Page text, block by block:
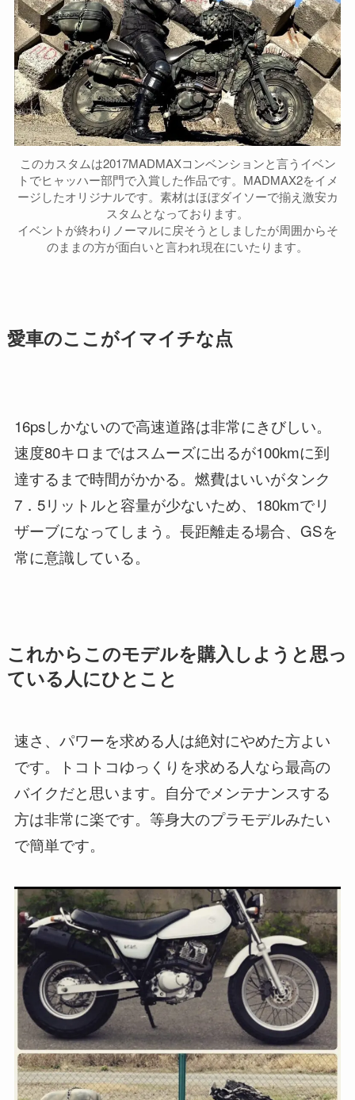
このカスタムは2017MADMAXコンベンションと言うイベン
トでヒャッハー部門で入賞した作品です。MADMAX2をイメ
ージしたオリジナルです。素材はほぼダイソーで揃え激安カ
スタムとなっております。
イベントが終わりノーマルに戻そうとしましたが周囲からそ
のままの方が面白いと言われ現在にいたります。
愛車のここがイマイチな点
16psしかないので高速道路は非常にきびしい。
速度80キロまではスムーズに出るが100kmに到
達するまで時間がかかる。燃費はいいがタンク
7．5リットルと容量が少ないため、180kmでリ
ザーブになってしまう。長距離走る場合、GSを
常に意識している。
これからこのモデルを購入しようと思っ
ている人にひとこと
速さ、パワーを求める人は絶対にやめた方よい
です。トコトコゆっくりを求める人なら最高の
バイクだと思います。自分でメンテナンスする
方は非常に楽です。等身大のプラモデルみたい
で簡単です。